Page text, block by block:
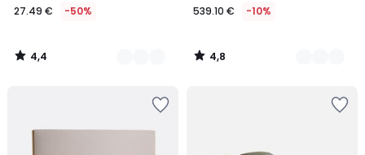
27.49 € -50%
4,4
/
539.10 € -10%
4,8
/